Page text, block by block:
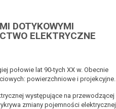
DOTYKOWYMI
ELEKTRYCZNE
połowie lat 90-tych XX w. Obecnie
powierzchniowe i projekcyjne.
występujące na przewodzącej
zmiany pojemności elektrycznej